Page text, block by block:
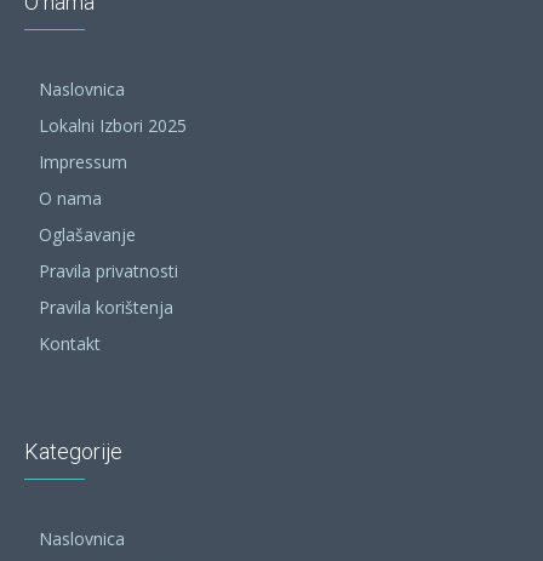
Naslovnica
Lokalni Izbori 2025
Impressum
O nama
Oglašavanje
Pravila privatnosti
Pravila korištenja
Kontakt
Kategorije
Naslovnica